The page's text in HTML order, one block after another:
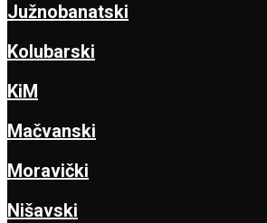
Južnobanatski
Kolubarski
KiM
Mačvanski
Moravički
Nišavski